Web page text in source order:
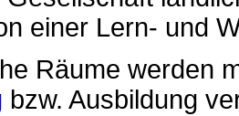
einer Lern- und
Räume werden
bzw. Ausbildung